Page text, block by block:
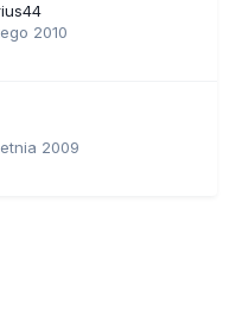
2010
2009